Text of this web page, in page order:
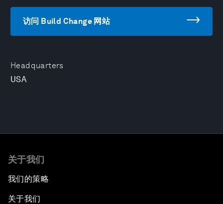
Headquarters
USA
访问 Build Change 网站
关于我们
我们的策略
关于我们